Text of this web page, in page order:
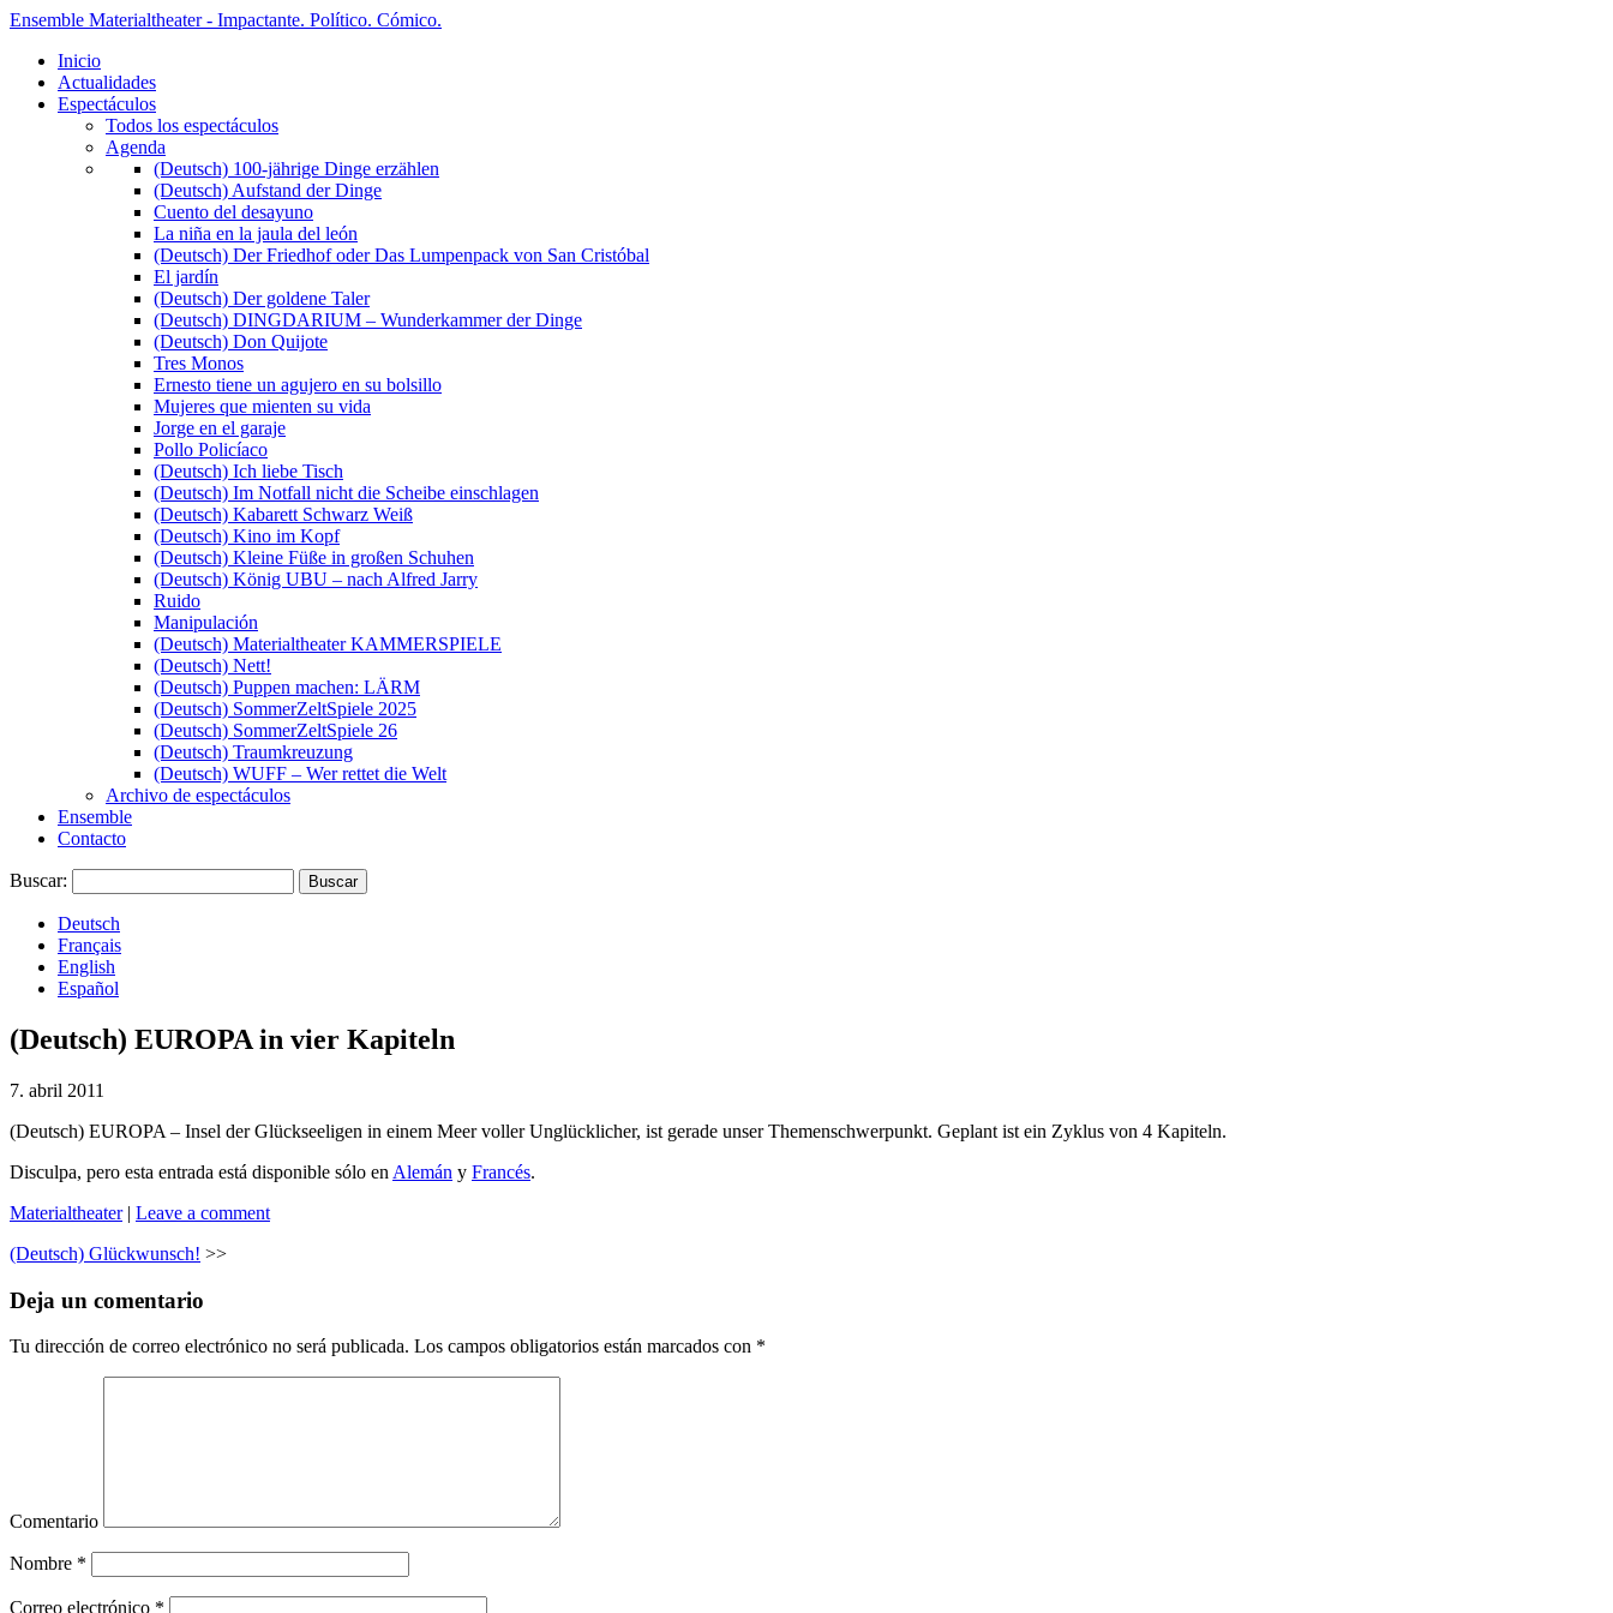
Ensemble Materialtheater - Impactante. Político. Cómico.
Inicio
Actualidades
Espectáculos
Todos los espectáculos
Agenda
(Deutsch) 100-jährige Dinge erzählen
(Deutsch) Aufstand der Dinge
Cuento del desayuno
La niña en la jaula del león
(Deutsch) Der Friedhof oder Das Lumpenpack von San Cristóbal
El jardín
(Deutsch) Der goldene Taler
(Deutsch) DINGDARIUM – Wunderkammer der Dinge
(Deutsch) Don Quijote
Tres Monos
Ernesto tiene un agujero en su bolsillo
Mujeres que mienten su vida
Jorge en el garaje
Pollo Policíaco
(Deutsch) Ich liebe Tisch
(Deutsch) Im Notfall nicht die Scheibe einschlagen
(Deutsch) Kabarett Schwarz Weiß
(Deutsch) Kino im Kopf
(Deutsch) Kleine Füße in großen Schuhen
(Deutsch) König UBU – nach Alfred Jarry
Ruido
Manipulación
(Deutsch) Materialtheater KAMMERSPIELE
(Deutsch) Nett!
(Deutsch) Puppen machen: LÄRM
(Deutsch) SommerZeltSpiele 2025
(Deutsch) SommerZeltSpiele 26
(Deutsch) Traumkreuzung
(Deutsch) WUFF – Wer rettet die Welt
Archivo de espectáculos
Ensemble
Contacto
Buscar:
Deutsch
Français
English
Español
(Deutsch) EUROPA in vier Kapiteln
7. abril 2011
(Deutsch) EUROPA – Insel der Glückseeligen in einem Meer voller Unglücklicher, ist gerade unser Themenschwerpunkt. Geplant ist ein Zyklus von 4 Kapiteln.
Disculpa, pero esta entrada está disponible sólo en Alemán y Francés.
Materialtheater| Leave a comment
(Deutsch) Glückwunsch! >>
Deja un comentario
Tu dirección de correo electrónico no será publicada. Los campos obligatorios están marcados con *
Comentario
Nombre *
Correo electrónico *